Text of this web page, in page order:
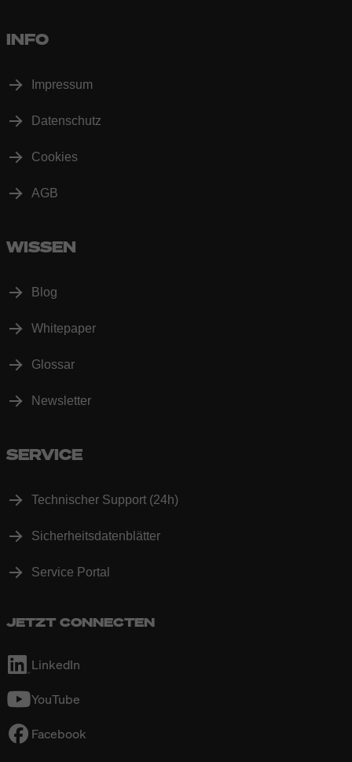
INFO
Impressum
Datenschutz
Cookies
AGB
WISSEN
Blog
Whitepaper
Glossar
Newsletter
SERVICE
Technischer Support (24h)
Sicherheitsdatenblätter
Service Portal
JETZT CONNECTEN
LinkedIn
YouTube
Facebook